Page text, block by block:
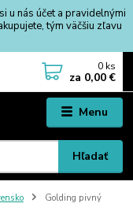
u nás účet a pravidelnými
tým väčšiu zľavu
Menu
Hľadať
0 ks
za 0,00 €
Golding pivný